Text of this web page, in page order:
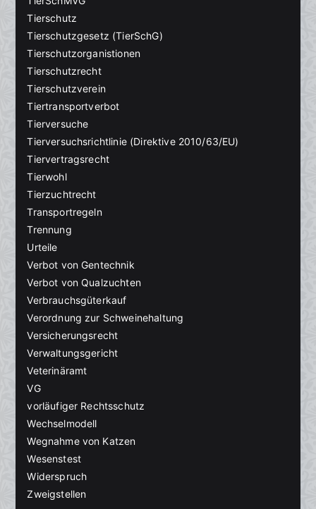
Tierschutz
Tierschutzgesetz (TierSchG)
Tierschutzorganistionen
Tierschutzrecht
Tierschutzverein
Tiertransportverbot
Tierversuche
Tierversuchsrichtlinie (Direktive 2010/63/EU)
Tiervertragsrecht
Tierwohl
Tierzuchtrecht
Transportregeln
Trennung
Urteile
Verbot von Gentechnik
Verbot von Qualzuchten
Verbrauchsgüterkauf
Verordnung zur Schweinehaltung
Versicherungsrecht
Verwaltungsgericht
Veterinäramt
VG
vorläufiger Rechtsschutz
Wechselmodell
Wegnahme von Katzen
Wesenstest
Widerspruch
Zweigstellen